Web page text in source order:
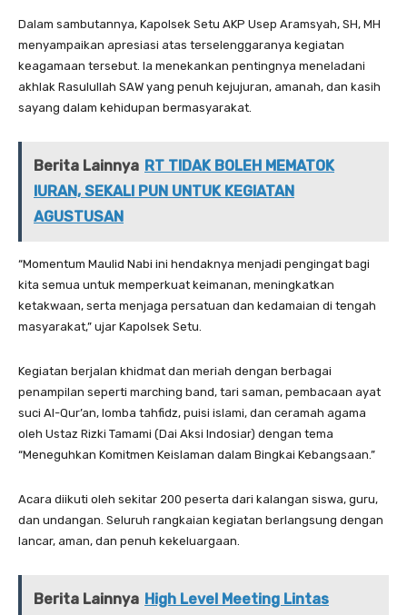
Dalam sambutannya, Kapolsek Setu AKP Usep Aramsyah, SH, MH
menyampaikan apresiasi atas terselenggaranya kegiatan
keagamaan tersebut. Ia menekankan pentingnya meneladani
akhlak Rasulullah SAW yang penuh kejujuran, amanah, dan kasih
sayang dalam kehidupan bermasyarakat.
Berita Lainnya RT TIDAK BOLEH MEMATOK
IURAN, SEKALI PUN UNTUK KEGIATAN
AGUSTUSAN
“Momentum Maulid Nabi ini hendaknya menjadi pengingat bagi
kita semua untuk memperkuat keimanan, meningkatkan
ketakwaan, serta menjaga persatuan dan kedamaian di tengah
masyarakat,” ujar Kapolsek Setu.
Kegiatan berjalan khidmat dan meriah dengan berbagai
penampilan seperti marching band, tari saman, pembacaan ayat
suci Al-Qur’an, lomba tahfidz, puisi islami, dan ceramah agama
oleh Ustaz Rizki Tamami (Dai Aksi Indosiar) dengan tema
“Meneguhkan Komitmen Keislaman dalam Bingkai Kebangsaan.”
Acara diikuti oleh sekitar 200 peserta dari kalangan siswa, guru,
dan undangan. Seluruh rangkaian kegiatan berlangsung dengan
lancar, aman, dan penuh kekeluargaan.
Berita Lainnya High Level Meeting Lintas